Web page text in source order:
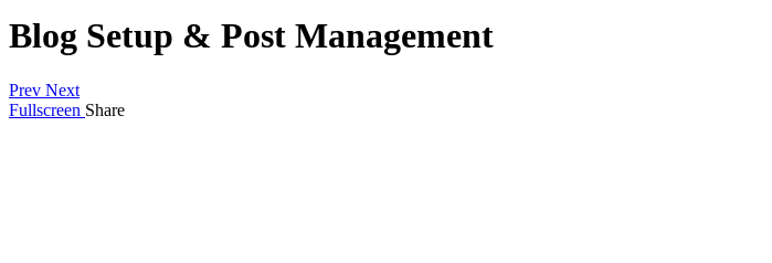
Blog Setup & Post Management
Prev Next
Fullscreen Share